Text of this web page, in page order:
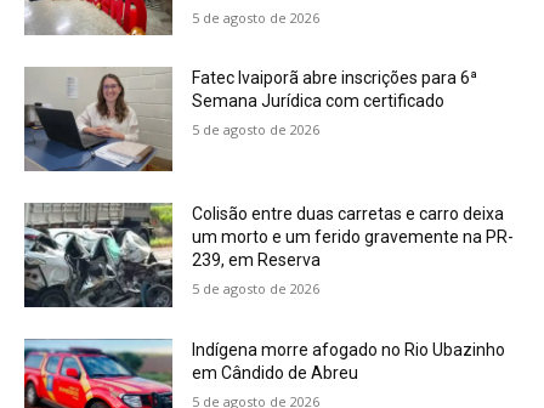
5 de agosto de 2026
Fatec Ivaiporã abre inscrições para 6ª
Semana Jurídica com certificado
5 de agosto de 2026
Colisão entre duas carretas e carro deixa
um morto e um ferido gravemente na PR-
239, em Reserva
5 de agosto de 2026
Indígena morre afogado no Rio Ubazinho
em Cândido de Abreu
5 de agosto de 2026